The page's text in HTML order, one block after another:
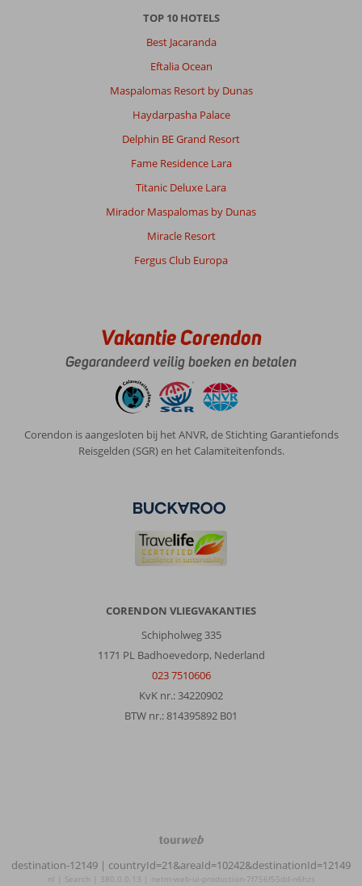
TOP 10 HOTELS
Best Jacaranda
Eftalia Ocean
Maspalomas Resort by Dunas
Haydarpasha Palace
Delphin BE Grand Resort
Fame Residence Lara
Titanic Deluxe Lara
Mirador Maspalomas by Dunas
Miracle Resort
Fergus Club Europa
Vakantie Corendon
Gegarandeerd veilig boeken en betalen
Corendon is aangesloten bij het ANVR, de Stichting Garantiefonds
Reisgelden (SGR) en het Calamiteitenfonds.
CORENDON VLIEGVAKANTIES
Schipholweg 335
1171 PL Badhoevedorp, Nederland
023 7510606
KvK nr.: 34220902
BTW nr.: 814395892 B01
TourWeb
NetMatch
destination-12149 | countryId=21&areaId=10242&destinationId=12149
nl | Search | 380.0.0.13 | netm-web-ui-production-7f756f55dd-n6hzs